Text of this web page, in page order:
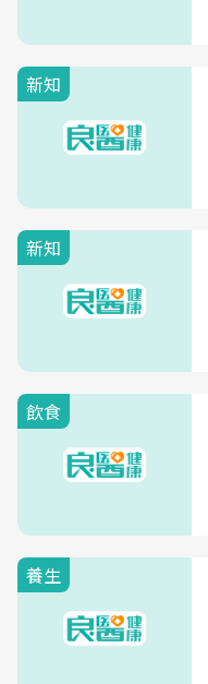
新知
新知
飲食
養生